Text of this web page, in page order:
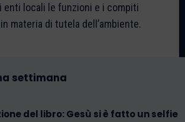
enti locali le funzioni e i compiti
materia di tutela dell’ambiente.
settimana
del libro: Gesù si è fatto un selfie